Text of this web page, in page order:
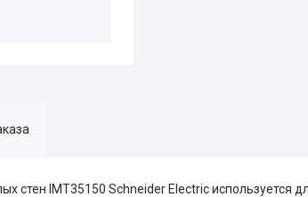
стен IMT35150 Schneider Electric используется